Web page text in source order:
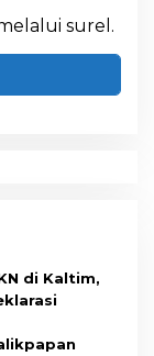
surel.
di Kaltim,